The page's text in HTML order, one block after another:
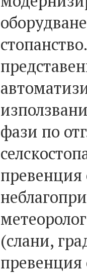
фази по
превенция
(слани,
превенция